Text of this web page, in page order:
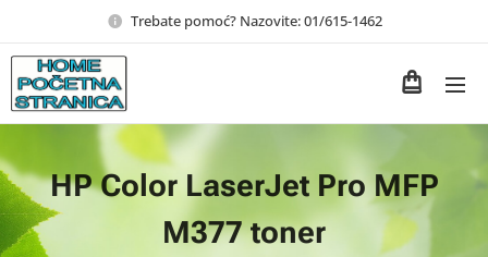
Trebate pomoć? Nazovite: 01/615-1462
HP Color LaserJet Pro MFP
M377 toner